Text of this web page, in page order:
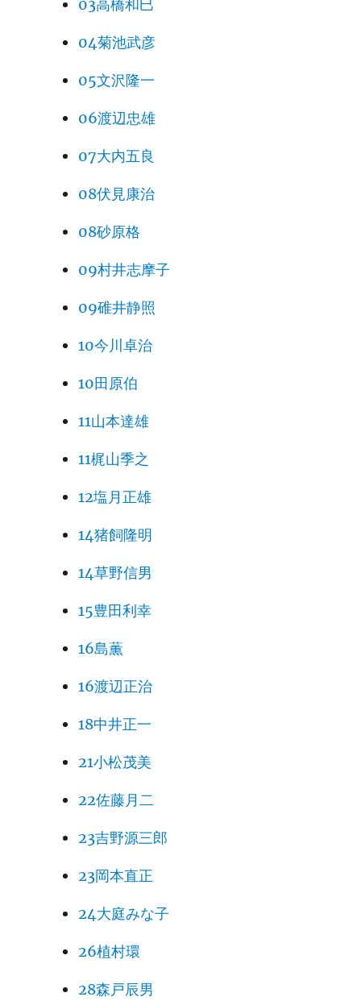
03高橋和巳
04菊池武彦
05文沢隆一
06渡辺忠雄
07大内五良
08伏見康治
08砂原格
09村井志摩子
09碓井静照
10今川卓治
10田原伯
11山本達雄
11梶山季之
12塩月正雄
14猪飼隆明
14草野信男
15豊田利幸
16島薫
16渡辺正治
18中井正一
21小松茂美
22佐藤月二
23吉野源三郎
23岡本直正
24大庭みな子
26植村環
28森戸辰男